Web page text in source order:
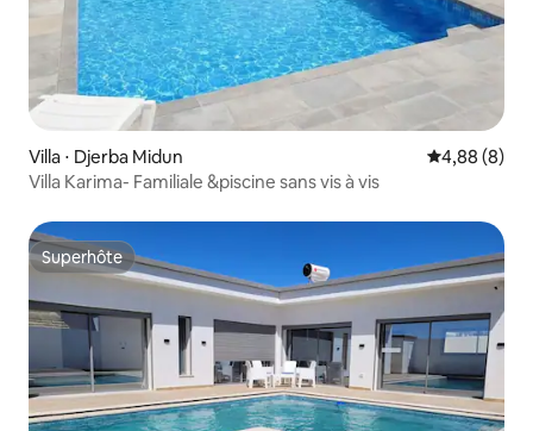
Villa ⋅ Djerba Midun Évaluation
4,88 (8)
Villa Karima- Familiale &piscine sans vis à vis
Superhôte
Superhôte